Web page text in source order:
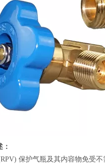
保护气瓶及其内容物免受不